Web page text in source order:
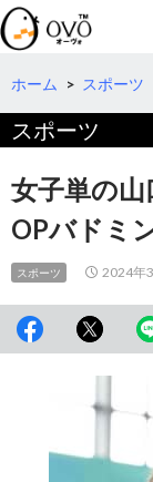
検
索
コ
テ
へ
動
ホーム > スポーツ
スポーツ
女子単の
OPバドミ
スポーツ 2024年